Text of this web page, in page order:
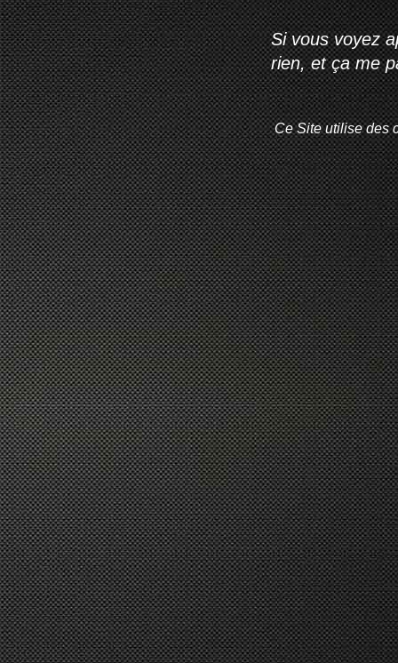
Si vous voyez
rien, et ça me
Ce Site utilise des